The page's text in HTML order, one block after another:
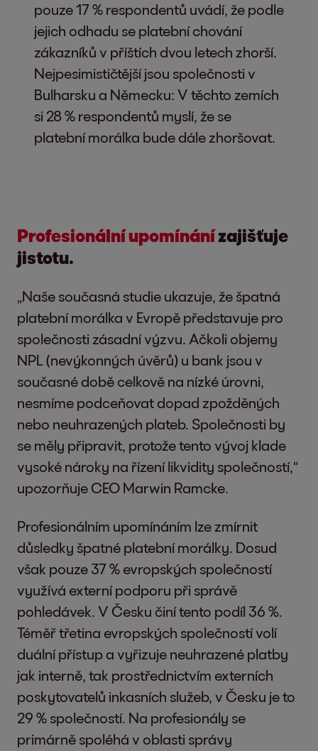
pouze 17 % respondentů uvádí, že podle
jejich odhadu se platební chování
zákazníků v příštích dvou letech zhorší.
Nejpesimističtější jsou společnosti v
Bulharsku a Německu: V těchto zemích
si 28 % respondentů myslí, že se
platební morálka bude dále zhoršovat.
Profesionální upomínánízajišťuje
jistotu.
„Naše současná studie ukazuje, že špatná
platební morálka v Evropě představuje pro
společnosti zásadní výzvu. Ačkoli objemy
NPL (nevýkonných úvěrů) u bank jsou v
současné době celkově na nízké úrovni,
nesmíme podceňovat dopad zpožděných
nebo neuhrazených plateb. Společnosti by
se měly připravit, protože tento vývoj klade
vysoké nároky na řízení likvidity společností,“
upozorňuje CEO Marwin Ramcke.
Profesionálním upomínáním lze zmírnit
důsledky špatné platební morálky. Dosud
však pouze 37 % evropských společností
využívá externí podporu při správě
pohledávek. V Česku činí tento podíl 36 %.
Téměř třetina evropských společností volí
duální přístup a vyřizuje neuhrazené platby
jak interně, tak prostřednictvím externích
poskytovatelů inkasních služeb, v Česku je to
29 % společností. Na profesionály se
primárně spoléhá v oblasti správy